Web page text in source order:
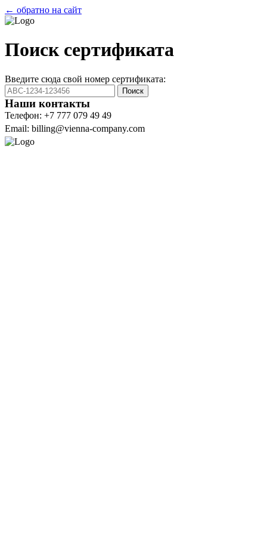
← обратно на сайт
Поиск сертификата
Введите сюда свой номер сертификата:
Поиск
Наши контакты
Телефон: +7 777 079 49 49
Email: billing@vienna-company.com